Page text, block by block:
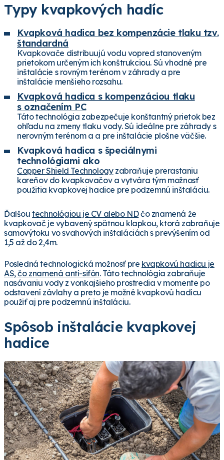
Typy kvapkových hadíc
Kvapková hadica bez kompenzácie tlaku tzv.
štandardná
Kvapkovače distribuujú vodu vopred stanoveným
prietokom určeným ich konštrukciou. Sú vhodné pre
inštalácie s rovným terénom v záhrady a pre
inštalácie menšieho rozsahu.
Kvapková hadica s kompenzáciou tlaku
s označením PC
Táto technológia zabezpečuje konštantný prietok bez
ohľadu na zmeny tlaku vody. Sú ideálne pre záhrady s
nerovným terénom a a pre inštalácie plošne väčšie.
Kvapková hadica s špeciálnymi
technológiami ako
Copper Shield Technologyzabraňuje prerastaniu
koreňov do kvapkovačov a vytvára tým možnosť
použitia kvapkovej hadice pre podzemnú inštaláciu.
Ďalšoutechnológiou je CV alebo NDčo znamená že
kvapkovač je vybavený spätnou klapkou, ktorá zabraňuje
samovýtoku vo svahových inštaláciách s prevýšením od
1,5 až do 2,4m.
Posledná technologická možnosť pre kvapkovú hadicu je
AS, čo znamená anti-sifón. Táto technológia zabraňuje
nasávaniu vody z vonkajšieho prostredia v momente po
odstavení závlahy a preto je možné kvapkovú hadicu
použiť aj pre podzemnú inštaláciu.
Spôsob inštalácie kvapkovej
hadice